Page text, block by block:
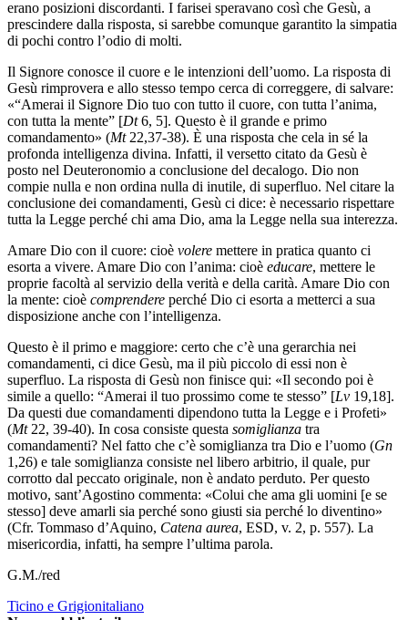
erano posizioni discordanti. I farisei speravano così che Gesù, a
prescindere dalla risposta, si sarebbe comunque garantito la simpatia
di pochi contro l’odio di molti.
Il Signore conosce il cuore e le intenzioni dell’uomo. La risposta di
Gesù rimprovera e allo stesso tempo cerca di correggere, di salvare:
«“Amerai il Signore Dio tuo con tutto il cuore, con tutta l’anima,
con tutta la mente” [Dt6, 5]. Questo è il grande e primo
comandamento» (Mt 22,37-38). È una risposta che cela in sé la
profonda intelligenza divina. Infatti, il versetto citato da Gesù è
posto nel Deuteronomio a conclusione del decalogo. Dio non
compie nulla e non ordina nulla di inutile, di superfluo. Nel citare la
conclusione dei comandamenti, Gesù ci dice: è necessario rispettare
tutta la Legge perché chi ama Dio, ama la Legge nella sua interezza.
Amare Dio con il cuore: cioè volere mettere in pratica quanto ci
esorta a vivere. Amare Dio con l’anima: cioè educare, mettere le
proprie facoltà al servizio della verità e della carità. Amare Dio con
la mente: cioè comprendere perché Dio ci esorta a metterci a sua
disposizione anche con l’intelligenza.
Questo è il primo e maggiore: certo che c’è una gerarchia nei
comandamenti, ci dice Gesù, ma il più piccolo di essi non è
superfluo. La risposta di Gesù non finisce qui: «Il secondo poi è
simile a quello: “Amerai il tuo prossimo come te stesso” [Lv 19,18].
Da questi due comandamenti dipendono tutta la Legge e i Profeti»
(Mt 22, 39-40). In cosa consiste questa somiglianza tra
comandamenti? Nel fatto che c’è somiglianza tra Dio e l’uomo (Gn
1,26) e tale somiglianza consiste nel libero arbitrio, il quale, pur
corrotto dal peccato originale, non è andato perduto. Per questo
motivo, sant’Agostino commenta: «Colui che ama gli uomini [e se
stesso] deve amarli sia perché sono giusti sia perché lo diventino»
(Cfr. Tommaso d’Aquino, Catena aurea, ESD, v. 2, p. 557). La
misericordia, infatti, ha sempre l’ultima parola.
G.M./red
Ticino e Grigionitaliano